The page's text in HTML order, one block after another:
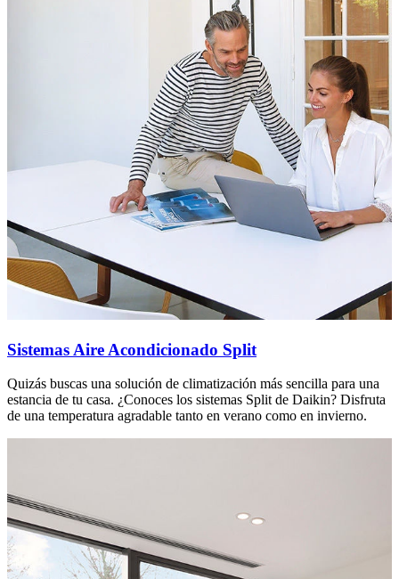
Sistemas Aire Acondicionado Split
Quizás buscas una solución de climatización más sencilla para una
estancia de tu casa. ¿Conoces los sistemas Split de Daikin? Disfruta
de una temperatura agradable tanto en verano como en invierno.